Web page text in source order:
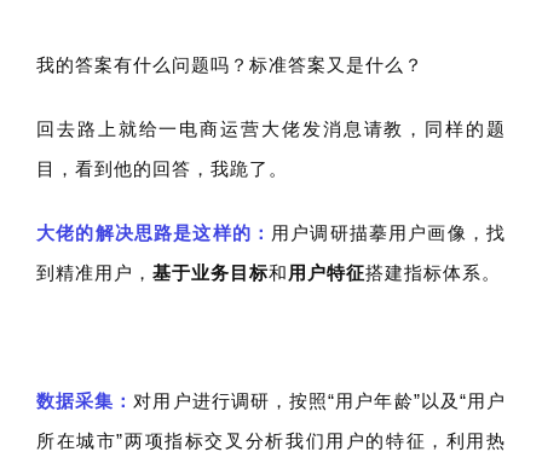
我的答案有什么问题吗？标准答案又是什么？
回去路上 就给一电商运营大佬发消息请教，同样的题
目，看到他的回答，我跪了。
大佬的解决思路是这样的： 用户调研描摹用户画像，找
到精准用户， 基于业务目标和 用户特征搭建指标体系。
数据采集： 对用户进行调研，按照“用户年龄”以 及“用户
所在城市”两项指标交叉分析我们用户的特征，利用热